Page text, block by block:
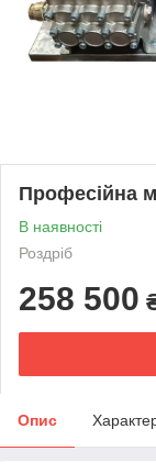
Професійна
В наявності
Роздріб
258 500
Опис